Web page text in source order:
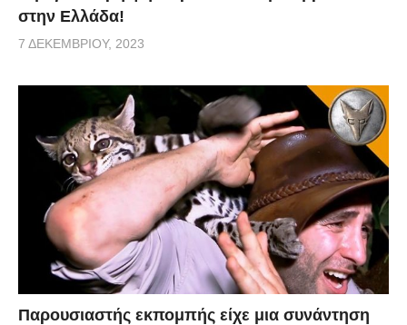
στην Ελλάδα!
7 ΔΕΚΕΜΒΡΊΟΥ, 2023
Παρουσιαστής εκπομπής είχε μια συνάντηση